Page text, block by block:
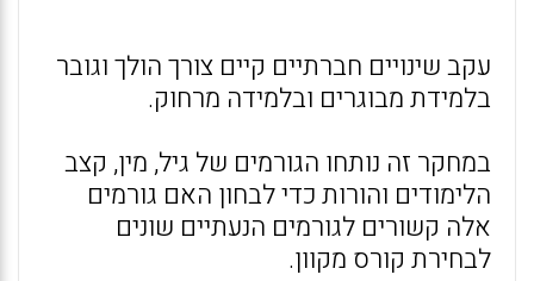
עקב שינויים חברתיים קיים צורך הולך וגובר
בלמידת מבוגרים ובלמידה מרחוק.
במחקר זה נותחו הגורמים של גיל, מין, קצב
הלימודים והורות כדי לבחון האם גורמים
אלה קשורים לגורמים הנעתיים שונים
לבחירת קורס מקוון.